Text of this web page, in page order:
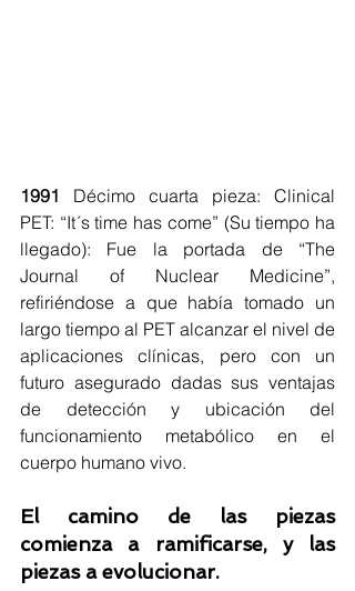
1991 Décimo cuarta pieza: Clinical
PET: “It´s time has come” (Su tiempo ha
llegado): Fue la portada de “The
Journal of Nuclear Medicine”,
refiriéndose a que había tomado un
largo tiempo al PET alcanzar el nivel de
aplicaciones clínicas, pero con un
futuro asegurado dadas sus ventajas
de detección y ubicación del
funcionamiento metabólico en el
cuerpo humano vivo.
El camino de las piezas
comienza a ramificarse, y las
piezas a evolucionar.